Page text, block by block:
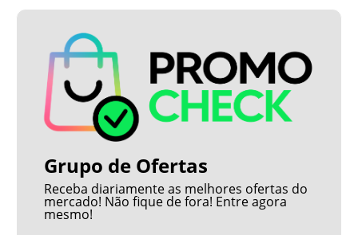
Grupo de Ofertas
Receba diariamente as melhores ofertas do
mercado! Não fique de fora! Entre agora
mesmo!